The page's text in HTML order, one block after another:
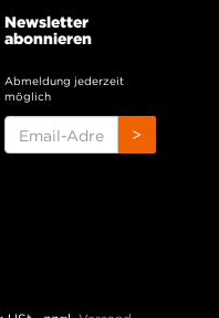
Newsletter
abonnieren
Abmeldung jederzeit
möglich
ADRESSE
>